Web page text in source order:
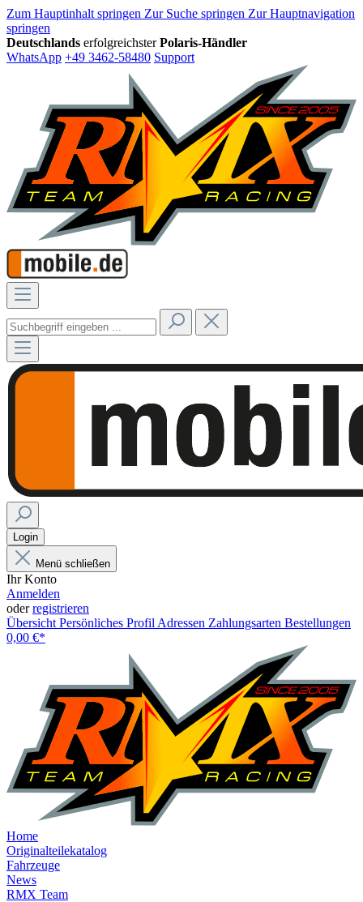
Zum Hauptinhalt springen Zur Suche springen Zur Hauptnavigation
springen
Deutschlands erfolgreichster Polaris-Händler
WhatsApp +49 3462-58480 Support
Login
Menü schließen
Ihr Konto
Anmelden
oderregistrieren
Übersicht Persönliches Profil Adressen Zahlungsarten Bestellungen
0,00 €*
Home
Originalteilekatalog
Fahrzeuge
News
RMX Team